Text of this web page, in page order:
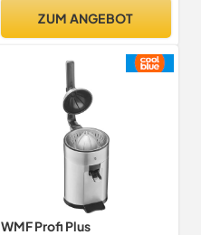
Fruchtpresse Citrus-
ZUM ANGEBOT
WMF Profi Plus